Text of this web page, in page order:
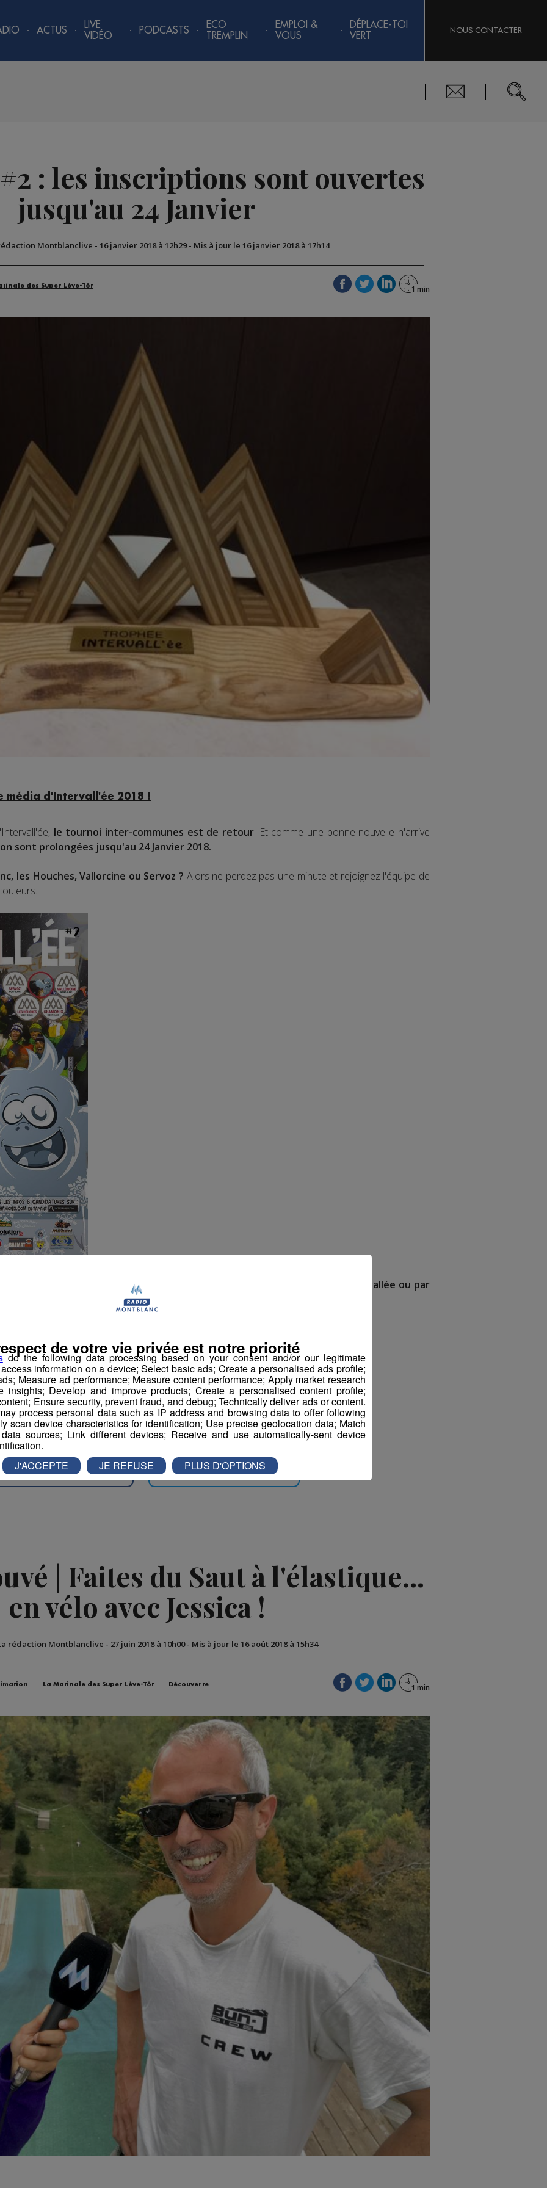
ACTUS
LIVE
VIDÉO
PODCASTS
ECO
TREMPLIN
EMPLOI &
VOUS
DÉPLACE-TOI
VERT
NOUS CONTACTER
: les inscriptions sont ouvertes
jusqu'au 24 Janvier
Montblanclive - 16 janvier 2018 à 12h29- Mis à jour le 16 janvier 2018 à 17h14
des Super Lève-Tôt
média d'Intervall'ée 2018 !
le tournoi inter-communes est de retour. Et comme une bonne nouvelle n'arrive
sont prolongées jusqu'au 24 Janvier 2018.
les Houches, Vallorcine ou Servoz ? Alors ne perdez pas une minute et rejoignez l'équipe de
votre ville
à rendre directement à la mairie, aux offices de Tourisme de la vallée ou par
Mont Blanc
Partager sur Facebook Partager sur Twitter
| Faites du Saut à l'élastique...
en vélo avec Jessica !
rédaction Montblanclive - 27 juin 2018 à 10h00- Mis à jour le 16 août 2018 à 15h34
La Matinale des Super Lève-Tôt Découverte
do the following data processing based on your consent and/or our legitimate
information on a device; Select basic ads; Create a personalised ads profile;
Measure ad performance; Measure content performance; Apply market research
insights; Develop and improve products; Create a personalised content profile;
Ensure security, prevent fraud, and debug; Technically deliver ads or content.
process personal data such as IP address and browsing data to offer following
scan device characteristics for identification; Use precise geolocation data; Match
sources; Link different devices; Receive and use automatically-sent device
de votre vie privée est notre priorité
J'ACCEPTE JE REFUSE PLUS D'OPTIONS